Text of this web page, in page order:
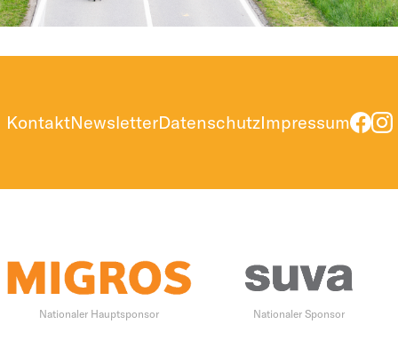
KontaktNewsletterDatenschutzImpressum
Nationaler Hauptsponsor Nationaler Sponsor